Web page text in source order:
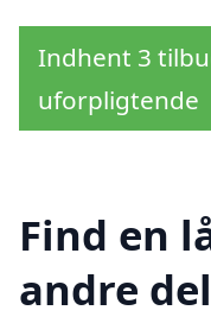
Indhent 3
uforpligtende
Find en
andre